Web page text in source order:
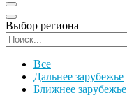
Выбор региона
Все
Дальнее зарубежье
Ближнее зарубежье